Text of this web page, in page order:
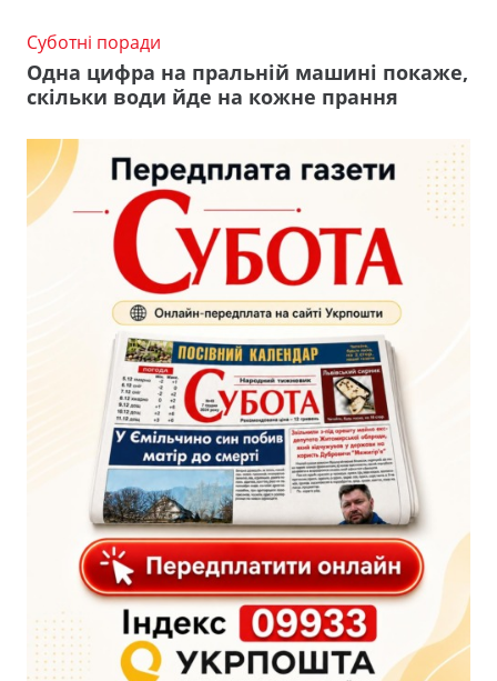
Суботні поради
Одна цифра на пральній машині покаже,
скільки води йде на кожне прання